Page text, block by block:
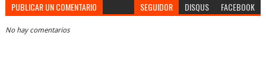
PUBLICAR UN COMENTARIO SEGUIDOR DISQUS FACEBOOK
No hay comentarios